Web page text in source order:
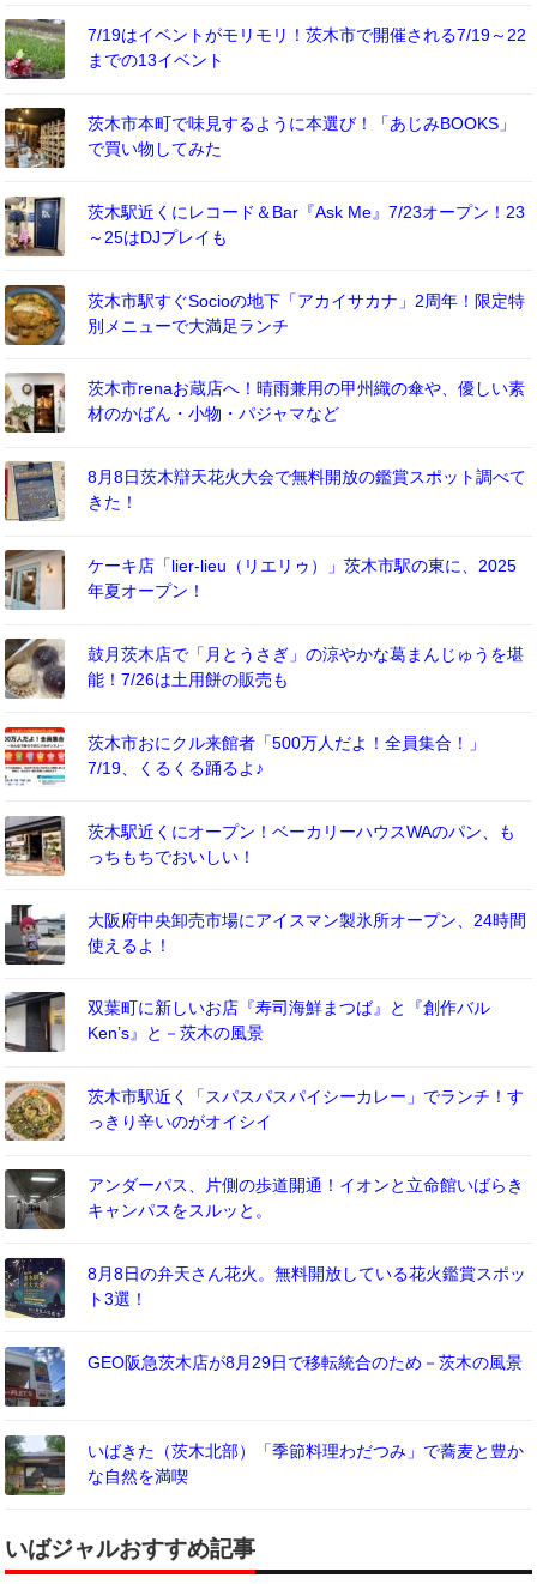
7/19はイベントがモリモリ！茨木市で開催される7/19～22
までの13イベント
茨木市本町で味見するように本選び！「あじみBOOKS」
で買い物してみた
茨木駅近くにレコード＆Bar『Ask Me』7/23オープン！23
～25はDJプレイも
茨木市駅すぐSocioの地下「アカイサカナ」2周年！限定特
別メニューで大満足ランチ
茨木市renaお蔵店へ！晴雨兼用の甲州織の傘や、優しい素
材のかばん・小物・パジャマなど
8月8日茨木辯天花火大会で無料開放の鑑賞スポット調べて
きた！
ケーキ店「lier-lieu（リエリゥ）」茨木市駅の東に、2025
年夏オープン！
鼓月茨木店で「月とうさぎ」の涼やかな葛まんじゅうを堪
能！7/26は土用餅の販売も
茨木市おにクル来館者「500万人だよ！全員集合！」
7/19、くるくる踊るよ♪
茨木駅近くにオープン！ベーカリーハウスWAのパン、も
っちもちでおいしい！
大阪府中央卸売市場にアイスマン製氷所オープン、24時間
使えるよ！
双葉町に新しいお店『寿司海鮮まつば』と『創作バル
Ken’s』と－茨木の風景
茨木市駅近く「スパスパスパイシーカレー」でランチ！す
っきり辛いのがオイシイ
アンダーパス、片側の歩道開通！イオンと立命館いばらき
キャンパスをスルッと。
8月8日の弁天さん花火。無料開放している花火鑑賞スポッ
ト3選！
GEO阪急茨木店が8月29日で移転統合のため－茨木の風景
いばきた（茨木北部）「季節料理わだつみ」で蕎麦と豊か
な自然を満喫
いばジャルおすすめ記事